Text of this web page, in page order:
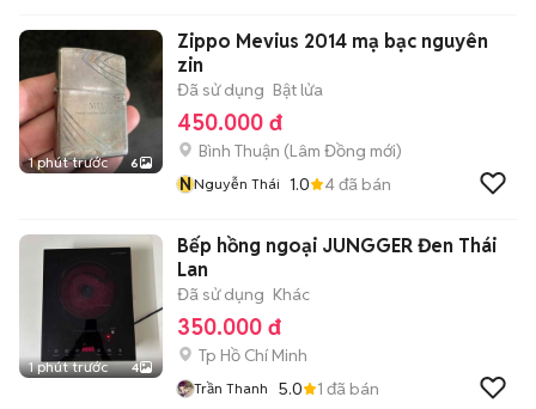
1 phút trước 6
Zippo Mevius 2014 mạ bạc nguyên
zin
Đã sử dụng Bật lửa
450.000 đ
Bình Thuận (Lâm Đồng mới)
NNguyễn Thái 1.0 4đã bán
1 phút trước 4
Bếp hồng ngoại JUNGGER Đen Thái
Lan
Đã sử dụng Khác
350.000 đ
Tp Hồ Chí Minh
Trần Thanh 5.0 1 đã bán